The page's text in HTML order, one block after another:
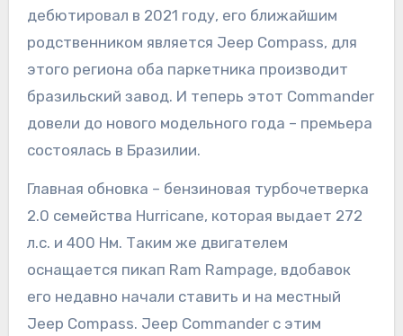
дебютировал в 2021 году, его ближайшим
родственником является Jeep Compass, для
этого региона оба паркетника производит
бразильский завод. И теперь этот Commander
довели до нового модельного года – премьера
состоялась в Бразилии.
Главная обновка – бензиновая турбочетверка
2.0 семейства Hurricane, которая выдает 272
л.с. и 400 Нм. Таким же двигателем
оснащается пикап Ram Rampage, вдобавок
его недавно начали ставить и на местный
Jeep Compass. Jeep Commander с этим